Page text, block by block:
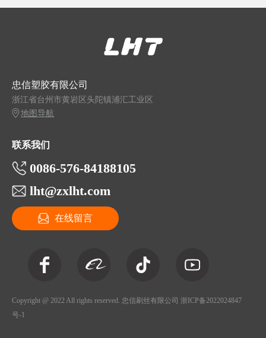
忠信塑胶有限公司
浙江省台州市黄岩区头陀镇浦汇工业区
地图导航
联系我们
0086-576-84188105
lht@zxlht.com
在线留言
Copyright @ 2022 All rights reserved. 忠信刷丝有限公司 浙ICP备2022024847
号-1